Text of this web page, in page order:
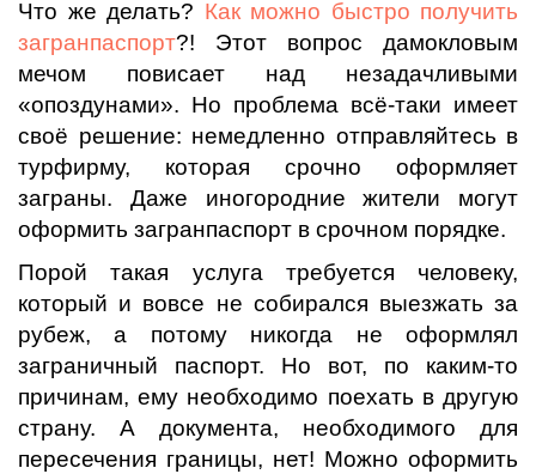
Что же делать? Как можно быстро получить
загранпаспорт?! Этот вопрос дамокловым
мечом повисает над незадачливыми
«опоздунами». Но проблема всё-таки имеет
своё решение: немедленно отправляйтесь в
турфирму, которая срочно оформляет
заграны. Даже иногородние жители могут
оформить загранпаспорт в срочном порядке.
Порой такая услуга требуется человеку,
который и вовсе не собирался выезжать за
рубеж, а потому никогда не оформлял
заграничный паспорт. Но вот, по каким-то
причинам, ему необходимо поехать в другую
страну. А документа, необходимого для
пересечения границы, нет! Можно оформить